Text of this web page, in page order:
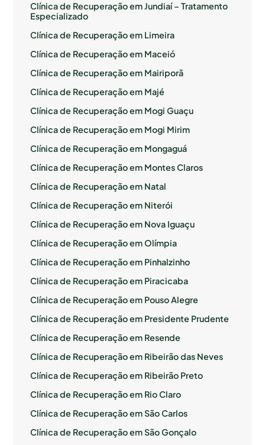
Clínica de Recuperação em Jundiaí – Tratamento
Especializado
Clínica de Recuperação em Limeira
Clínica de Recuperação em Maceió
Clínica de Recuperação em Mairiporã
Clínica de Recuperação em Majé
Clínica de Recuperação em Mogi Guaçu
Clínica de Recuperação em Mogi Mirim
Clínica de Recuperação em Mongaguá
Clínica de Recuperação em Montes Claros
Clínica de Recuperação em Natal
Clínica de Recuperação em Niterói
Clínica de Recuperação em Nova Iguaçu
Clínica de Recuperação em Olímpia
Clínica de Recuperação em Pinhalzinho
Clínica de Recuperação em Piracicaba
Clínica de Recuperação em Pouso Alegre
Clínica de Recuperação em Presidente Prudente
Clínica de Recuperação em Resende
Clínica de Recuperação em Ribeirão das Neves
Clínica de Recuperação em Ribeirão Preto
Clínica de Recuperação em Rio Claro
Clínica de Recuperação em São Carlos
Clínica de Recuperação em São Gonçalo